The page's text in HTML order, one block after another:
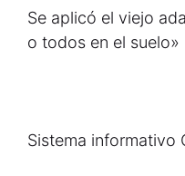
Se aplicó el viejo
o todos en el suelo»
Sistema informativo